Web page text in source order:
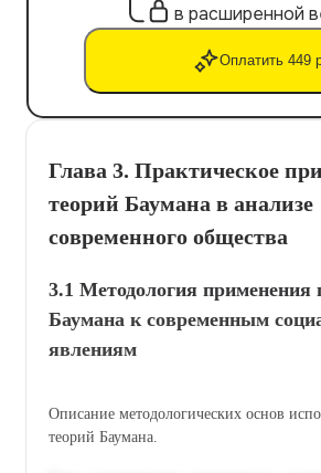
в расширенной
Оплатить 449
Глава 3. Практическое
теорий Баумана в анализе
современного общества
3.1 Методология применения
Баумана к современным
явлениям
Описание методологических основ
теорий Баумана.